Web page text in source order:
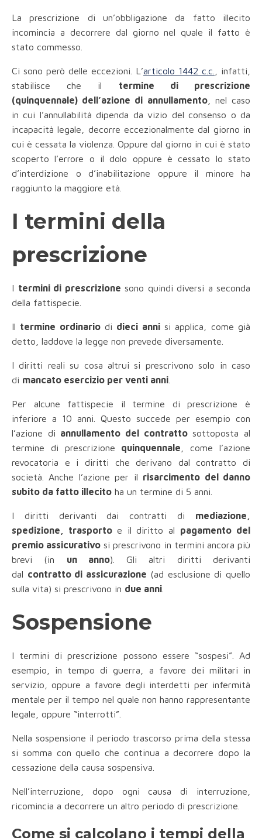
La prescrizione di un’obbligazione da fatto illecito
incomincia a decorrere dal giorno nel quale il fatto è
stato commesso.
Ci sono però delle eccezioni. L’articolo 1442 c.c.
, infatti,
stabilisce che il termine di prescrizione
(quinquennale) dell’azione di annullamento, nel caso
in cui l’annullabilità dipenda da vizio del consenso o da
incapacità legale, decorre eccezionalmente dal giorno in
cui è cessata la violenza. Oppure dal giorno in cui è stato
scoperto l’errore o il dolo oppure è cessato lo stato
d’interdizione o d’inabilitazione oppure il minore ha
raggiunto la maggiore età.
I termini della
prescrizione
I termini di prescrizione sono quindi diversi a seconda
della fattispecie.
Il termine ordinariodi dieci annisi applica, come già
detto, laddove la legge non prevede diversamente.
I diritti reali su cosa altrui si prescrivono solo in caso
di mancato esercizio per venti anni
Per alcune fattispecie il termine di prescrizione è
inferiore a 10 anni. Questo succede per esempio con
l’azione di annullamento del contrattosottoposta al
termine di prescrizione quinquennale , come l’azione
revocatoria e i diritti che derivano dal contratto di
società. Anche l’azione per il risarcimento del danno
subito da fatto illecito ha un termine di 5 anni.
I diritti derivanti dai contratti di mediazione,
spedizione, trasporto e il diritto al pagamento del
premio assicurativo si prescrivono in termini ancora più
brevi (in un anno). Gli altri diritti derivanti
dal contratto di assicurazione (ad esclusione di quello
sulla vita) si prescrivono in due anni
Sospensione
I termini di prescrizione possono essere “sospesi”. Ad
esempio, in tempo di guerra, a favore dei militari in
servizio, oppure a favore degli interdetti per infermità
mentale per il tempo nel quale non hanno rappresentante
legale, oppure “interrotti”.
Nella sospensione il periodo trascorso prima della stessa
si somma con quello che continua a decorrere dopo la
cessazione della causa sospensiva.
Nell’interruzione, dopo ogni causa di interruzione,
ricomincia a decorrere un altro periodo di prescrizione.
Come si calcolano i tempi della